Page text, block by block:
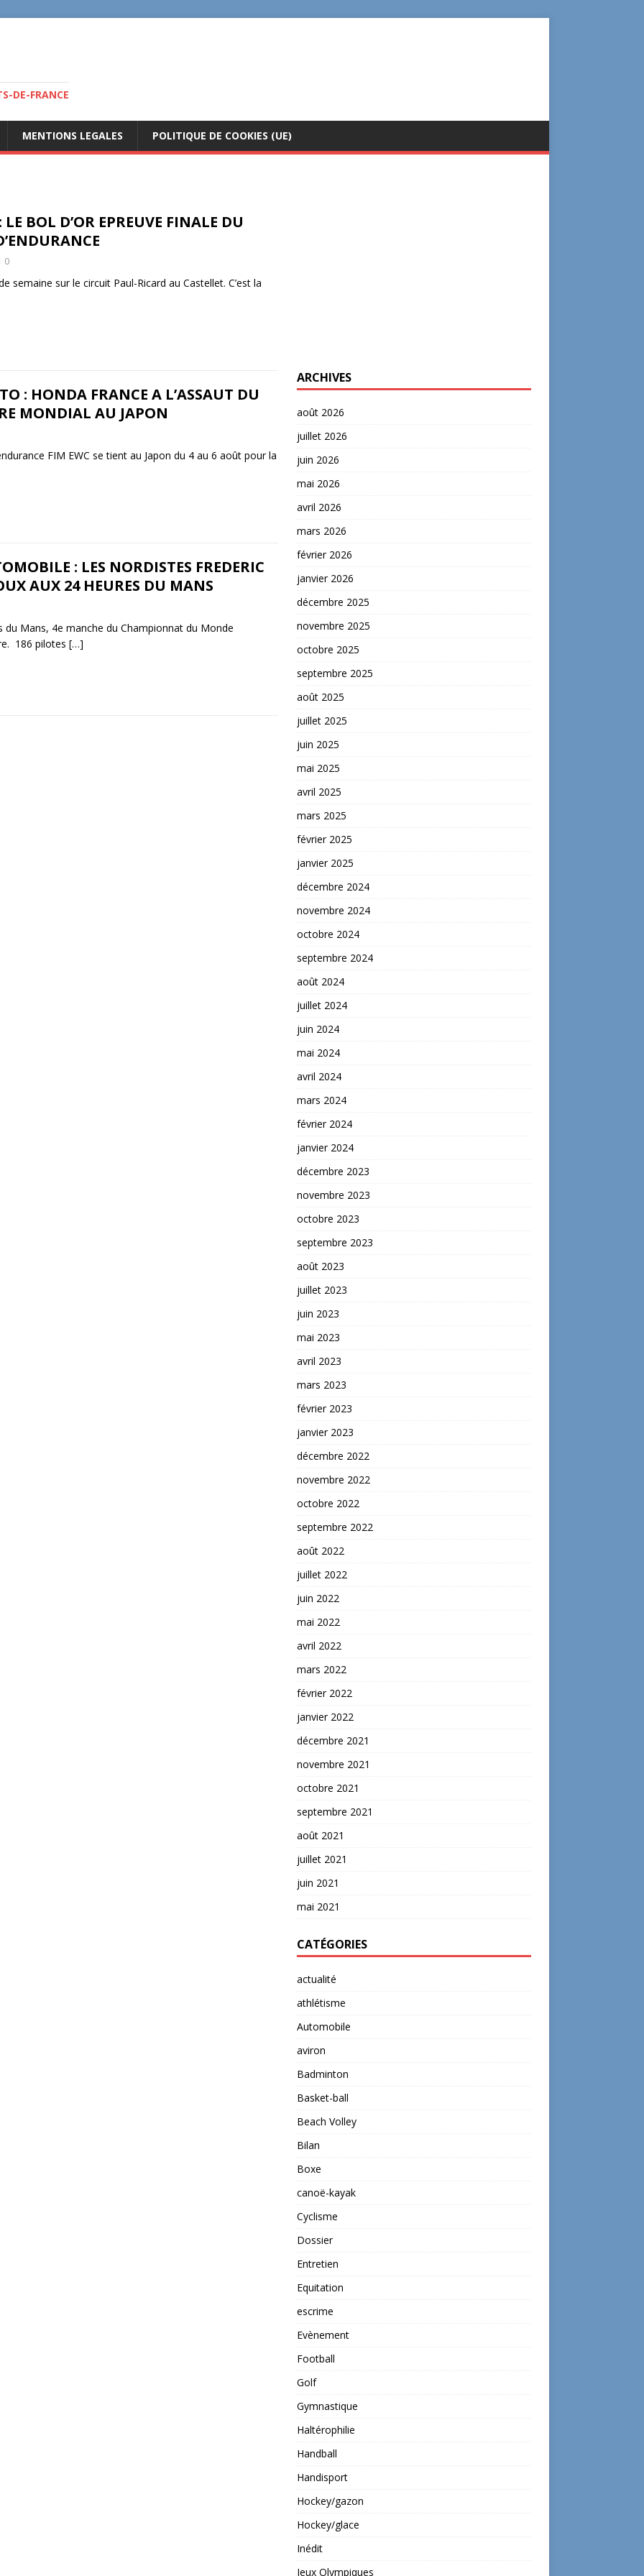
DE-FRANCE
MENTIONS LEGALES POLITIQUE DE COOKIES (UE)
BOL D’OR EPREUVE FINALE DU
0
semaine sur le circuit Paul-Ricard au Castellet. C’est la
: HONDA FRANCE A L’ASSAUT DU
MONDIAL AU JAPON
FIM EWC se tient au Japon du 4 au 6 août pour la
: LES NORDISTES FREDERIC
AUX 24 HEURES DU MANS
du Mans, 4e manche du Championnat du Monde
186 pilotes […]
ARCHIVES
août 2026
juillet 2026
juin 2026
mai 2026
avril 2026
mars 2026
février 2026
janvier 2026
décembre 2025
novembre 2025
octobre 2025
septembre 2025
août 2025
juillet 2025
juin 2025
mai 2025
avril 2025
mars 2025
février 2025
janvier 2025
décembre 2024
novembre 2024
octobre 2024
septembre 2024
août 2024
juillet 2024
juin 2024
mai 2024
avril 2024
mars 2024
février 2024
janvier 2024
décembre 2023
novembre 2023
octobre 2023
septembre 2023
août 2023
juillet 2023
juin 2023
mai 2023
avril 2023
mars 2023
février 2023
janvier 2023
décembre 2022
novembre 2022
octobre 2022
septembre 2022
août 2022
juillet 2022
juin 2022
mai 2022
avril 2022
mars 2022
février 2022
janvier 2022
décembre 2021
novembre 2021
octobre 2021
septembre 2021
août 2021
juillet 2021
juin 2021
mai 2021
CATÉGORIES
actualité
athlétisme
Automobile
aviron
Badminton
Basket-ball
Beach Volley
Bilan
Boxe
canoë-kayak
Cyclisme
Dossier
Entretien
Equitation
escrime
Evènement
Football
Golf
Gymnastique
Haltérophilie
Handball
Handisport
Hockey/gazon
Hockey/glace
Inédit
Jeux Olympiques